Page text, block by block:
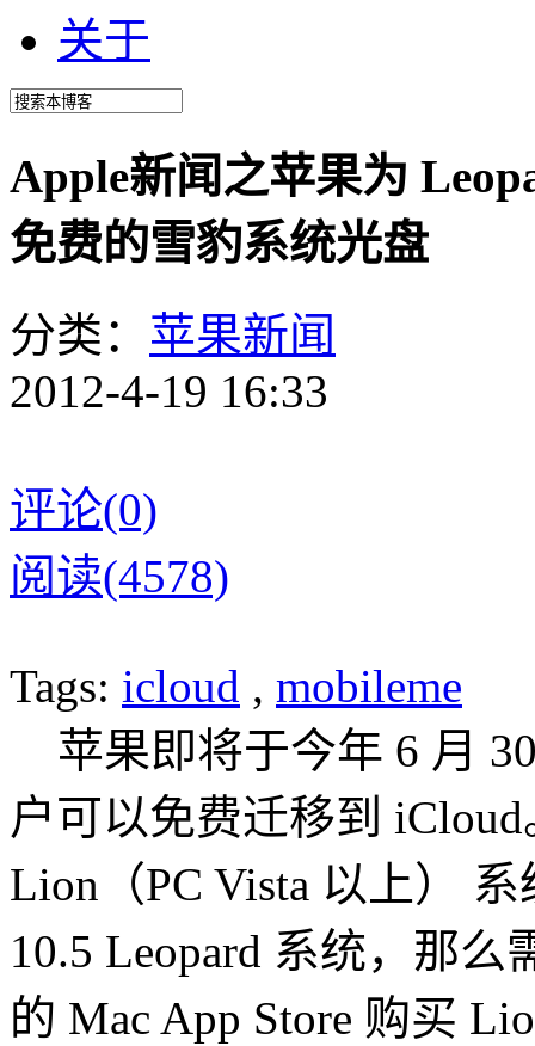
关于
Apple新闻之苹果为
免费的雪豹系统光盘
分类： 苹果新闻
2012-4-19 16:33
评论(0)
阅读(4578)
Tags: icloud , mobileme
苹果即将于今年 6 月
户可以免费迁移到
Lion（PC Vista 以上）
10.5 Leopard 系统，那
的 Mac App Store 购买